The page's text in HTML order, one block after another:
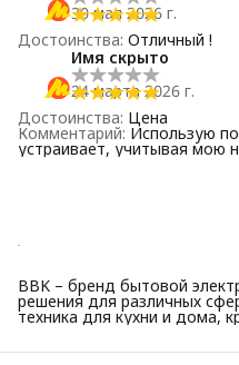
30 мая 2026 г.
Достоинства: Отличный !
Имя скрыто
24 марта 2026 г.
Достоинства: Цена
Комментарий: Использую
устраивает, учитывая мою
BBK – бренд бытовой
решения для различных
техника для кухни и дома,